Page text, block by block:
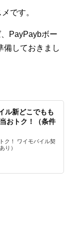
です。
PayPaybボー
備しておきまし
ル新どこでもも
おトク！（条件
ク！ ワイモバイル契
り）